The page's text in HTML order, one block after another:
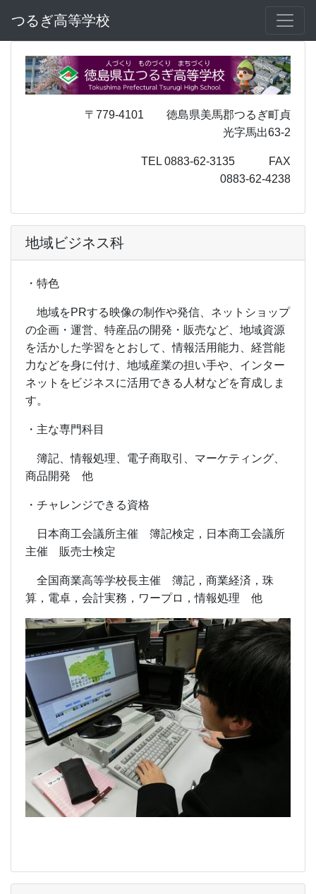
つるぎ高等学校
〒779-4101 徳島県美馬郡つるぎ町貞
光字馬出63-2
TEL 0883-62-3135 FAX
0883-62-4238
地域ビジネス科
・特色
地域をPRする映像の制作や発信、ネットショップ
の企画・運営、特産品の開発・販売など、地域資源
を活かした学習をとおして、情報活用能力、経営能
力などを身に付け、地域産業の担い手や、インター
ネットをビジネスに活用できる人材などを育成しま
す。
・主な専門科目
簿記、情報処理、電子商取引、マーケティング、
商品開発 他
・チャレンジできる資格
日本商工会議所主催 簿記検定，日本商工会議所
主催 販売士検定
全国商業高等学校長主催 簿記，商業経済，珠
算，電卓，会計実務，ワープロ，情報処理 他